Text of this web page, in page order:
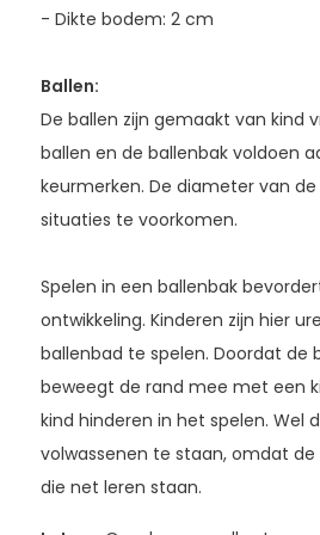
- Dikte bodem: 2 cm
Ballen:
De ballen zijn gemaakt van kind
ballen en de ballenbak voldoen
keurmerken. De diameter van
situaties te voorkomen.
Spelen in een ballenbak
ontwikkeling. Kinderen zijn hier
ballenbad te spelen. Doordat
beweegt de rand mee met een
kind hinderen in het spelen. Wel
volwassenen te staan, omdat
die net leren staan.